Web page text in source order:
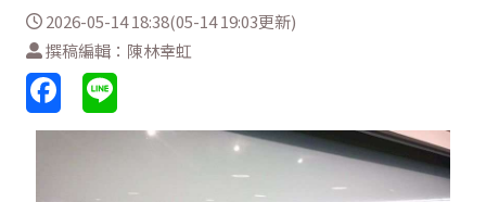
2026-05-14 18:38(05-14 19:03更新)
撰稿編輯：陳林幸虹